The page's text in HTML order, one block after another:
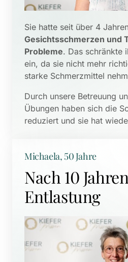
Sie hatte seit über 4
Gesichtsschmerzen und
Probleme. Das schränkte
ein, da sie nicht mehr
starke Schmerzmittel
Durch unsere Betreuung
Übungen haben sich die
reduziert und sie hat
Michaela, 50 Jahre
Nach 10
Entlastung